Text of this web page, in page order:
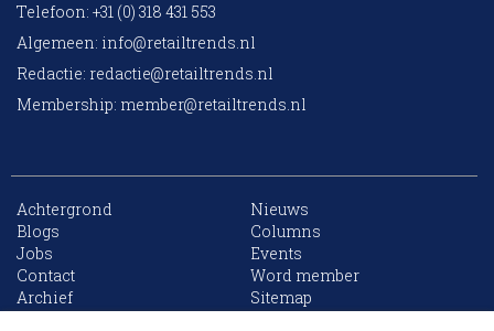
Telefoon: +31 (0) 318 431 553
Algemeen: info@retailtrends.nl
Redactie: redactie@retailtrends.nl
Membership: member@retailtrends.nl
Achtergrond
Nieuws
Blogs
Columns
Jobs
Events
Contact
Word member
Archief
Sitemap